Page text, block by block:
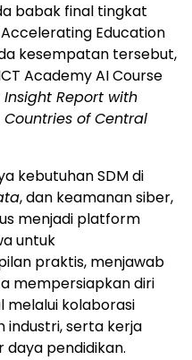
babak final tingkat
Education
kesempatan tersebut,
Academy AI Course
Insight Report with
of Central
kebutuhan SDM di
, dan keamanan siber,
menjadi platform
untuk
praktis, menjawab
mempersiapkan diri
melalui kolaborasi
industri, serta kerja
pendidikan.